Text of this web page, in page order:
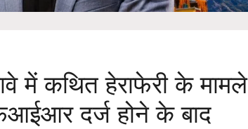
में कथित हेराफेरी के मामले
दर्ज होने के बाद